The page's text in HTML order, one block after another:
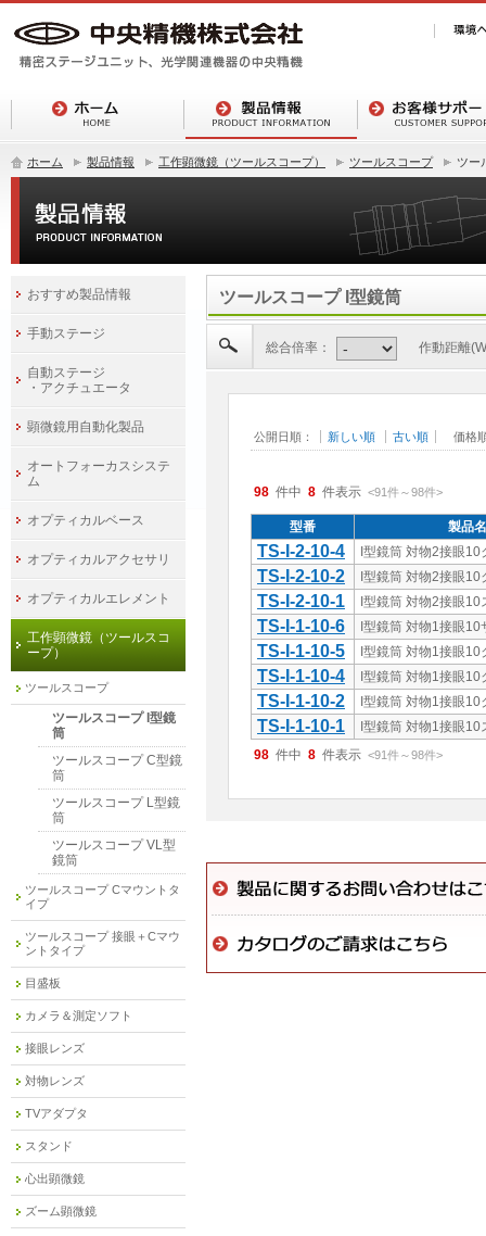
ホーム 製品情報 工作顕微鏡（ツールスコープ） ツールスコープ ツー
ツールスコープ I型鏡筒
総合倍率： 作動距離
公開日順： 新しい順 古い順 価格
98 件中 8 件表示 <91件～98件>
型番 製品名
TS-I-2-10-4 I型鏡筒 対物2接眼10
TS-I-2-10-2 I型鏡筒 対物2接眼10
TS-I-2-10-1 I型鏡筒 対物2接眼10
TS-I-1-10-6 I型鏡筒 対物1接眼10
TS-I-1-10-5 I型鏡筒 対物1接眼
TS-I-1-10-4 I型鏡筒 対物1接眼10
TS-I-1-10-2 I型鏡筒 対物1接眼10
TS-I-1-10-1
I型鏡筒 対物1接眼10
98 件中 8 件表示 <91件～98件>
おすすめ製品情報
手動ステージ
自動ステージ
・アクチュエータ
顕微鏡用自動化製品
オートフォーカスシステ
ム
オプティカルベース
オプティカルアクセサリ
オプティカルエレメント
工作顕微鏡（ツールスコ
ープ）
ツールスコープ
ツールスコープ I型鏡
筒
ツールスコープ C型鏡
筒
ツールスコープ L型鏡
筒
ツールスコープ VL型
鏡筒
ツールスコープ Cマウントタ
イプ
ツールスコープ 接眼＋Cマウ
ントタイプ
目盛板
カメラ＆測定ソフト
接眼レンズ
対物レンズ
TVアダプタ
スタンド
心出顕微鏡
ズーム顕微鏡